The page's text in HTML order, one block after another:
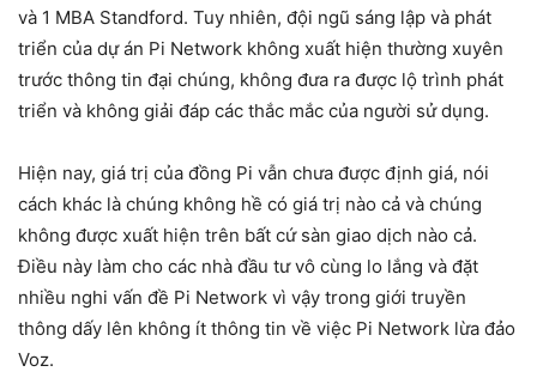
và 1 MBA Standford. Tuy nhiên, đội ngũ sáng lập và phát
triển của dự án Pi Network không xuất hiện thường xuyên
trước thông tin đại chúng, không đưa ra được lộ trình phát
triển và không giải đáp các thắc mắc của người sử dụng.
Hiện nay, giá trị của đồng Pi vẫn chưa được định giá, nói
cách khác là chúng không hề có giá trị nào cả và chúng
không được xuất hiện trên bất cứ sàn giao dịch nào cả.
Điều này làm cho các nhà đầu tư vô cùng lo lắng và đặt
nhiều nghi vấn đề Pi Network vì vậy trong giới truyền
thông dấy lên không ít thông tin về việc Pi Network lừa đảo
Voz.